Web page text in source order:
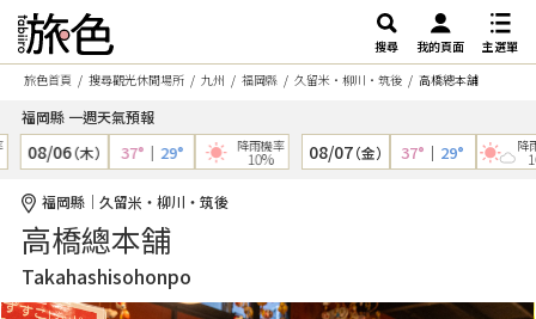
搜尋 我的頁面
主選單
旅色首頁
搜尋觀光休閒場所 九州 福岡縣 久留米・柳川・筑後 高橋總本舗
福岡縣 一週天氣預報
08/06（木） 37°｜29° 降雨機率
10% 08/07（金） 37°｜29° 降雨機
10%
福岡縣｜久留米・柳川・筑後
高橋總本舗
Takahashisohonpo